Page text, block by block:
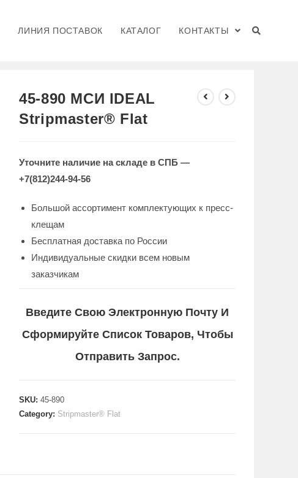
ЛИНИЯ ПОСТАВОК КАТАЛОГ КОНТАКТЫ
45-890 МСИ IDEAL
Stripmaster® Flat
Уточните наличие на складе в СПБ —
+7(812)244-94-56
Большой ассортимент комплектующих к пресс-
клещам
Бесплатная доставка по России
Индивидуальные скидки всем новым
заказчикам
Введите Свою Электронную Почту И
Сформируйте Список Товаров, Чтобы
Отправить Запрос.
SKU:45-890
Category: Stripmaster® Flat